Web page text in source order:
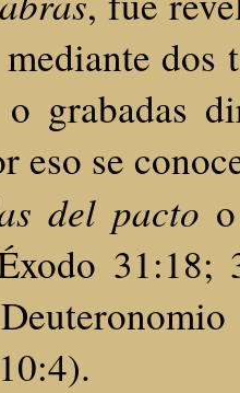
dos
grabadas
eso se
del pacto
31:18;